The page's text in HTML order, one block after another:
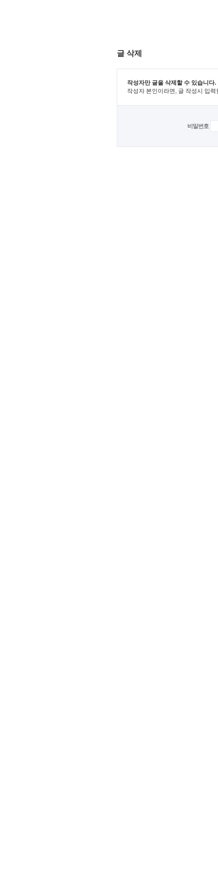
글 삭제
작성자만 글을 삭제할 수 있습니다.
작성자 본인이라면, 글 작성시 입
비밀번호